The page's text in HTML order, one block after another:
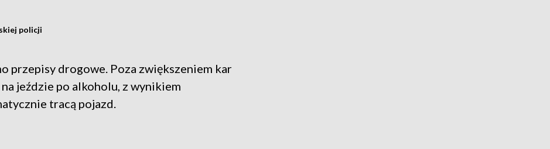
policji
przepisy drogowe. Poza zwiększeniem kar
jeździe po alkoholu, z wynikiem
tracą pojazd.